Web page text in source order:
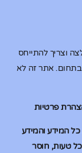
וצריך להתייחס
אתר זה לא
פרטיות
המידע והמידע
טעות, חוסר